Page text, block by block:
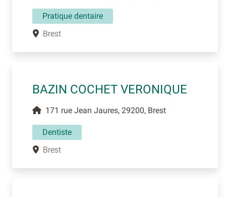
Pratique dentaire
Brest
BAZIN COCHET VERONIQUE
171 rue Jean Jaures, 29200, Brest
Dentiste
Brest